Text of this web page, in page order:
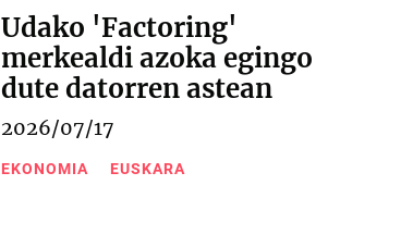
Udako 'Factoring'
merkealdi azoka egingo
dute datorren astean
2026/07/17
EKONOMIA EUSKARA